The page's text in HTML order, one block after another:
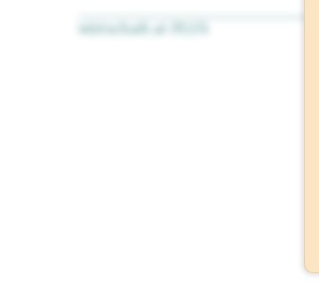
wirtschaft.at PLUS